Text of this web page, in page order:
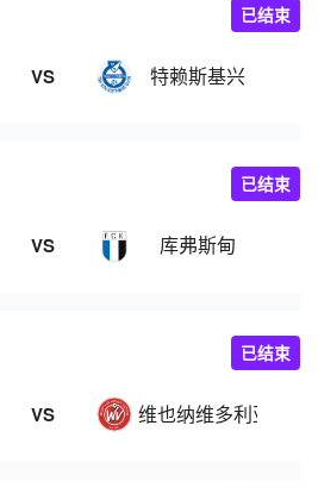
VS 特赖斯基兴
已结束
VS 库弗斯甸
已结束
VS 维也纳维多利亚
已结束